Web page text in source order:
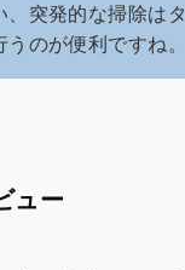
、突発的な掃除は
うのが便利ですね。
ュー